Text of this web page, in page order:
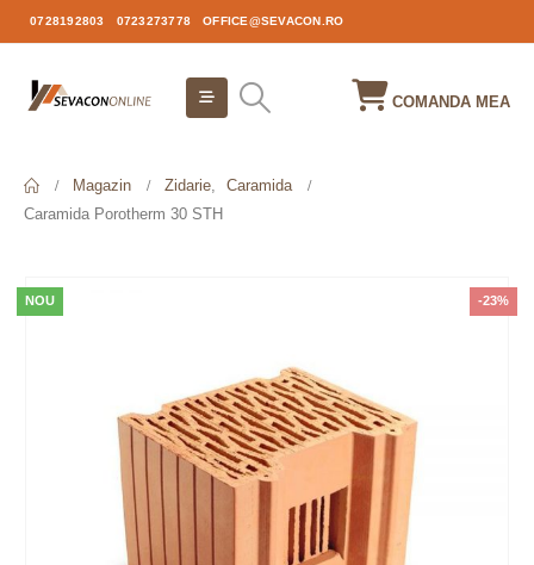
0728192803 0723273778 OFFICE@SEVACON.RO
COMANDA MEA
Magazin Zidarie,
Caramida
Caramida Porotherm 30 STH
NOU -23%